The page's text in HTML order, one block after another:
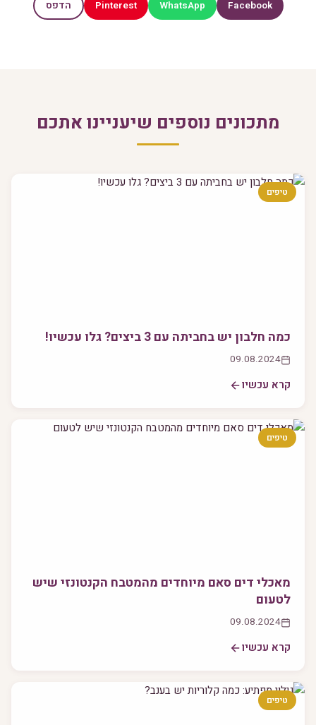
Facebook
WhatsApp
Pinterest הדפס
מתכונים נוספים שיעניינו אתכם
טיפים
כמה חלבון יש בחביתה עם 3 ביצים? גלו עכשיו!
09.08.2024
קרא עכשיו
טיפים
מאכלי דים סאם מיוחדים מהמטבח הקנטונזי שיש
לטעום
09.08.2024
קרא עכשיו
טיפים